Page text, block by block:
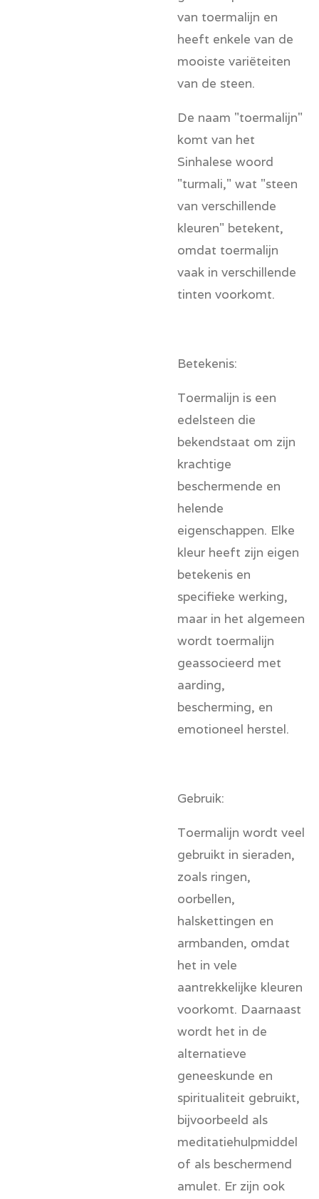
van toermalijn en
heeft enkele van de
mooiste variëteiten
van de steen.
De naam "toermalijn"
komt van het
Sinhalese woord
"turmali," wat "steen
van verschillende
kleuren" betekent,
omdat toermalijn
vaak in verschillende
tinten voorkomt.
Betekenis:
Toermalijn is een
edelsteen die
bekendstaat om zijn
krachtige
beschermende en
helende
eigenschappen. Elke
kleur heeft zijn eigen
betekenis en
specifieke werking,
maar in het algemeen
wordt toermalijn
geassocieerd met
aarding,
bescherming, en
emotioneel herstel.
Gebruik:
Toermalijn wordt veel
gebruikt in sieraden,
zoals ringen,
oorbellen,
halskettingen en
armbanden, omdat
het in vele
aantrekkelijke kleuren
voorkomt. Daarnaast
wordt het in de
alternatieve
geneeskunde en
spiritualiteit gebruikt,
bijvoorbeeld als
meditatiehulpmiddel
of als beschermend
amulet. Er zijn ook